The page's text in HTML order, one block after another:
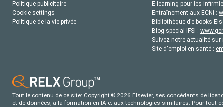
Politique publicitaire
Cookie settings
Politique de la vie privée
E-learning pour les
Entraînement aux ECNi :
Bibliothèque d’e-books
Blog special IFSI :
Suivez notre actualité sur
Site d'emploi en santé :
Tout le contenu de ce site: Copyright © 2026 Elsevier, ses concédants de
et de données, a la formation en IA et aux technologies similaires. Pour tout